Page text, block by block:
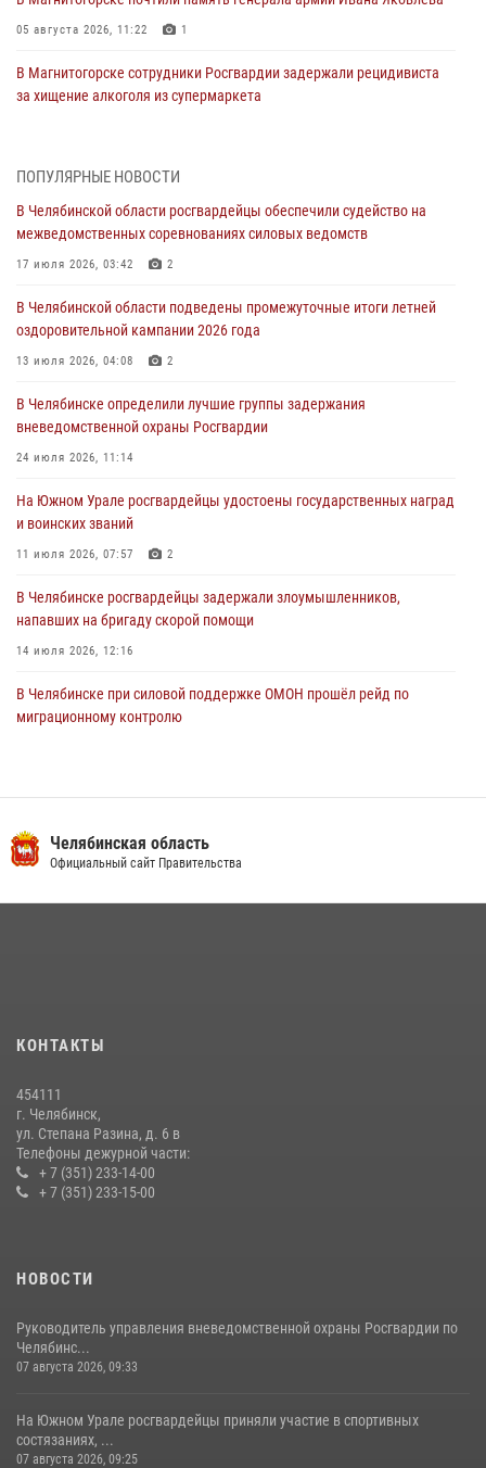
05 августа 2026, 11:22 1
В Магнитогорске сотрудники Росгвардии задержали рецидивиста
за хищение алкоголя из супермаркета
На Южном Урале спецназ Росгвардии провел военно-полевые
Росгвардейцы задержали трёх магазинных воров в Челябинске
На Южном Урале сотрудники Росгвардии задержали
подозреваемого в совершении убийства
В Челябинской области росгвардейцами по горячим следам
задержан подозреваемый в грабеже
ПОПУЛЯРНЫЕ НОВОСТИ
В Челябинской области росгвардейцы обеспечили судейство на
межведомственных соревнованиях силовых ведомств
17 июля 2026, 03:42 2
В Челябинской области подведены промежуточные итоги летней
оздоровительной кампании 2026 года
13 июля 2026, 04:08 2
В Челябинске определили лучшие группы задержания
вневедомственной охраны Росгвардии
24 июля 2026, 11:14
На Южном Урале росгвардейцы удостоены государственных наград
и воинских званий
11 июля 2026, 07:57 2
В Челябинске росгвардейцы задержали злоумышленников,
напавших на бригаду скорой помощи
14 июля 2026, 12:16
В Челябинске при силовой поддержке ОМОН прошёл рейд по
миграционному контролю
13 июля 2026, 03:02 5
14 июля 2026, 05:15
Челябинская область
Официальный сайт Правительства
КОНТАКТЫ
454111
г. Челябинск,
ул. Степана Разина, д. 6 в
Телефоны дежурной части:
+ 7 (351) 233-14-00
+ 7 (351) 233-15-00
НОВОСТИ
Руководитель управления вневедомственной охраны Росгвардии по
Челябинс...
07 августа 2026, 09:33
На Южном Урале росгвардейцы приняли участие в спортивных
состязаниях, ...
07 августа 2026, 09:25